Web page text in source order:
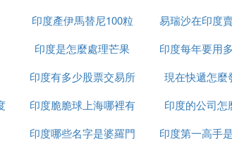
請多次商務簽證約需六至八個星期或
或代表處的我常駐代表、副代表及印
、我常駐代表或副代表提供的印內政部
工程部門出具的對工程和確需僱用中方
得三個月一次入境簽證。上述人員入境
證和多次出入境簽證的有效期一般不超
的問題
印度產伊馬替尼100粒
裝多少錢
易瑞沙在印度
一粒
印度是怎麼處理芒果 印度每年要用
印度有多少股票交易所 現在快遞怎麼
印度脆脆球上海哪裡有 印度的公司怎
印度哪些名字是婆羅門
印度第一高手